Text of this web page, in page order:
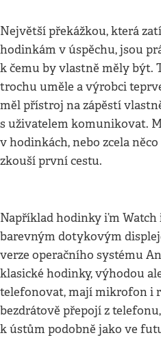
Největší překážkou, která
hodinkám v úspěchu, jsou
k čemu by vlastně měly být.
trochu uměle a výrobci
měl přístroj na zápěstí
s uživatelem komunikovat.
v hodinkách, nebo zcela
zkouší první cestu.
Například hodinky i’m
barevným dotykovým
verze operačního systému
klasické hodinky, výhodou
telefonovat, mají mikrofon i
bezdrátově přepojí z
k ústům podobně jako ve